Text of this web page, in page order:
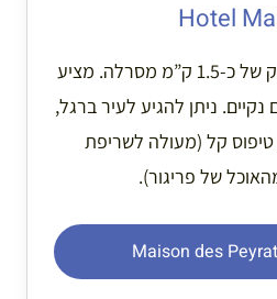
Hotel
אחוזה מקסימה במרחק של כ-1.5 ק”מ מסרלה. מציע
ניתן להגיע לעיר ברגל,
קל (מעולה לשריפת
של פריגור).